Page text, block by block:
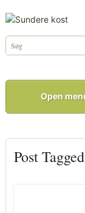
Open
Post